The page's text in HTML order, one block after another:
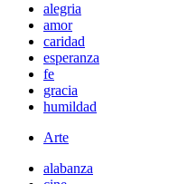
alegria
amor
caridad
esperanza
fe
gracia
humildad
Arte
alabanza